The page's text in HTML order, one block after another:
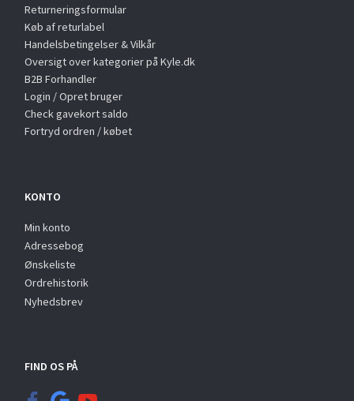
Returneringsformular
Køb af returlabel
Handelsbetingelser & Vilkår
Oversigt over kategorier på Kyle.dk
B2B Forhandler
Login / Opret bruger
Check gavekort saldo
Fortryd ordren / købet
KONTO
Min konto
Adressebog
Ønskeliste
Ordrehistorik
Nyhedsbrev
FIND OS PÅ